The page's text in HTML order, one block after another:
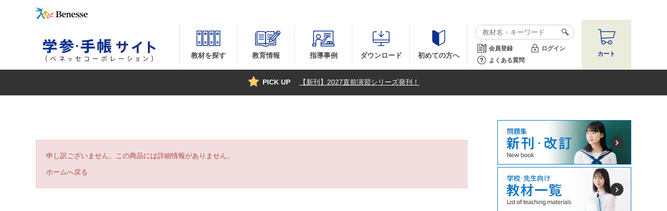
教材を探す 教育情報 指導事例 ダウンロード 初めての方へ
会員登録
ログイン
よくある質問
カート
PICK UP 【新刊】2027直前演習シリーズ発刊！
申し訳ございません。この商品には詳細情報がありません。
ホームへ戻る